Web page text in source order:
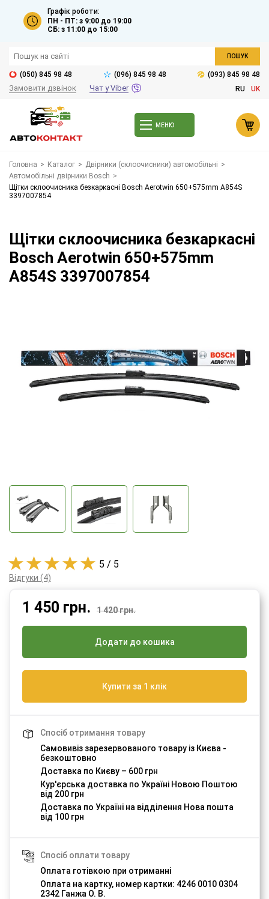
Графік роботи:
ПН - ПТ: з 9:00 до 19:00
СБ: з 11:00 до 15:00
ПОШУК
(050) 845 98 48 (096) 845 98 48 (093) 845 98 48
Замовити дзвінок Чат у Viber RU UK
МЕНЮ
Головна > Каталог > Двірники (склоочисники) автомобільні >
Автомобільні двірники Bosch >
Щітки склоочисника безкаркасні Bosch Aerotwin 650+575mm A854S
3397007854
Щітки склоочисника безкаркасні
Bosch Aerotwin 650+575mm
A854S 3397007854
1 450 грн. 1 420 грн.
Додати до кошика
Купити за 1 клік
Спосіб отримання товару
Самовивіз зарезервованого товару із Києва -
безкоштовно
Доставка по Києву – 600 грн
Кур'єрська доставка по Україні Новою Поштою
від 200 грн
Доставка по Україні на відділення Нова пошта
від 100 грн
Спосіб оплати товару
Оплата готівкою при отриманні
Оплата на картку, номер картки: 4246 0010 0304
2342 Ганжа О. В.
5 / 5
Відгуки (4)